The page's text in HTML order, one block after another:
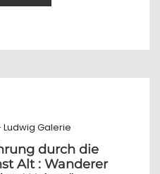
Ludwig Galerie
durch die
Alt : Wanderer